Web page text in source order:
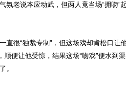
老说本应动武，但两人竟当场“拥吻”
很“独裁专制”，但这场戏却肯松口让
便让他受惊，结果这场“吻戏”便水到
。